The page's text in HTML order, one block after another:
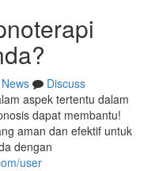
News
Discuss
aspek tertentu dalam
dapat membantu!
aman dan efektif untuk
dengan
user